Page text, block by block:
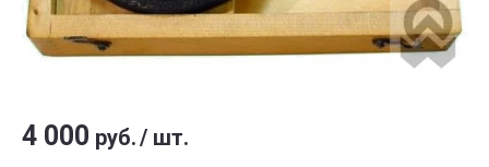
4 000 руб./ шт.